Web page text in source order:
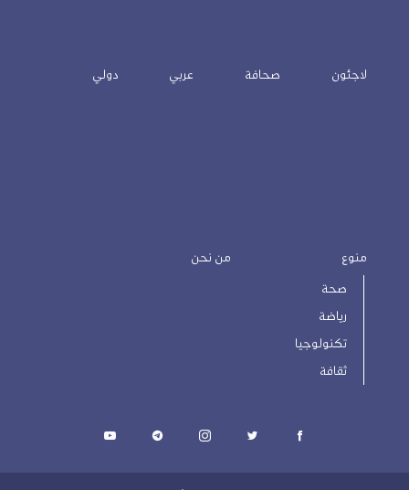
لاجئون صحافة عربي دولي
منوع
صحة
رياضة
تكنولوجيا
ثقافة
من نحن